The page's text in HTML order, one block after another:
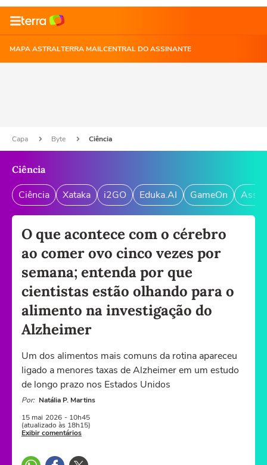
MAPA ASTRALTERRA MAILCENTRAL DO ASSINANTE
Capa Byte Ciência
Ciência
Ciência Xataka i2GO Eduka.AI GameOn
O que acontece com o cérebro
ao comer ovo cinco vezes por
semana; entenda por que
cientistas estão olhando para o
alimento na investigação do
Alzheimer
Um dos alimentos mais comuns da rotina apareceu
ligado a menores taxas de Alzheimer em um estudo
de longo prazo nos Estados Unidos
Por: Natália P. Martins
15 mai 2026 - 10h45
(atualizado às 18h15)
Exibir comentários